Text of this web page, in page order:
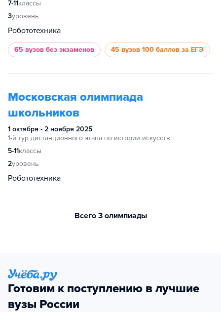
7-11классы
3уровень
Робототехника
65 вузов без экзаменов 45 вузов 100 баллов за ЕГЭ
Московская олимпиада
школьников
1 октября - 2 ноября 2025
1-й тур дистанционного этапа по истории искусств
5-11классы
2уровень
Робототехника
Всего 3 олимпиады
Готовим к поступлению в лучшие
вузы России